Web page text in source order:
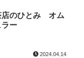
店のひとみ オム
ー
2024.04.14